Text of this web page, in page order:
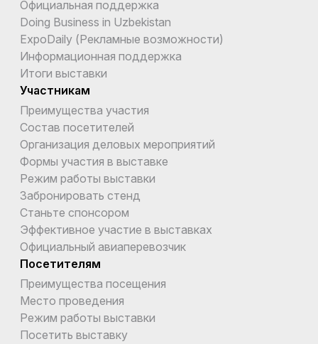
Официальная поддержка
Doing Business in Uzbekistan
ExpoDaily (Рекламные возможности)
Информационная поддержка
Итоги выставки
Участникам
Преимущества участия
Состав посетителей
Организация деловых мероприятий
Формы участия в выставке
Режим работы выставки
Забронировать стенд
Станьте спонсором
Эффективное участие в выставках
Официальный авиаперевозчик
Посетителям
Преимущества посещения
Место проведения
Режим работы выставки
Посетить выставку